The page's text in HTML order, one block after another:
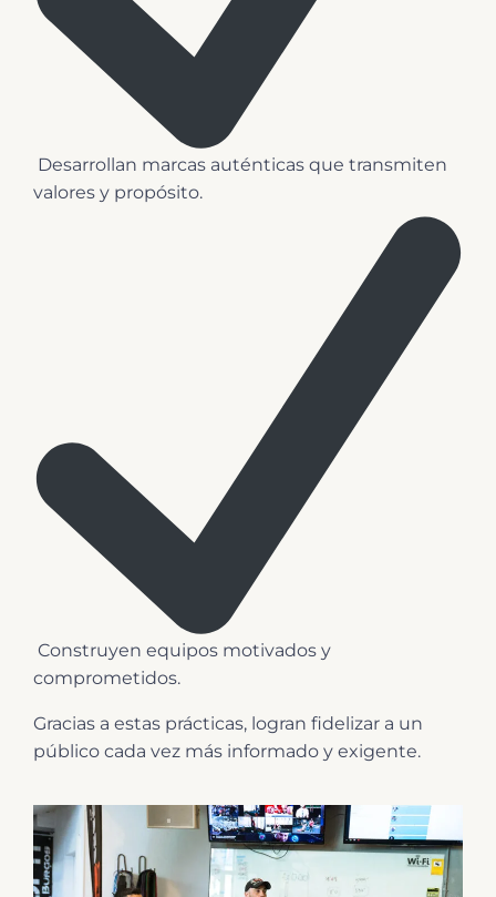
️ Desarrollan marcas auténticas que transmiten
valores y propósito.
️ Construyen equipos motivados y
comprometidos.
Gracias a estas prácticas, logran fidelizar a un
público cada vez más informado y exigente.